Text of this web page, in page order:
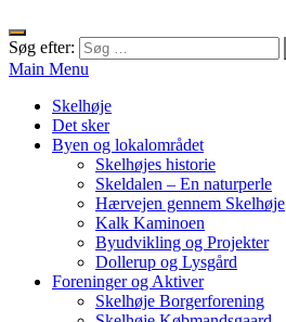
Søg efter:
Main Menu
Skelhøje
Det sker
Byen og lokalområdet
Skelhøjes historie
Skeldalen – En naturperle
Hærvejen gennem Skelhøje
Kalk Kaminoen
Byudvikling og Projekter
Dollerup og Lysgård
Foreninger og Aktiver
Skelhøje Borgerforening